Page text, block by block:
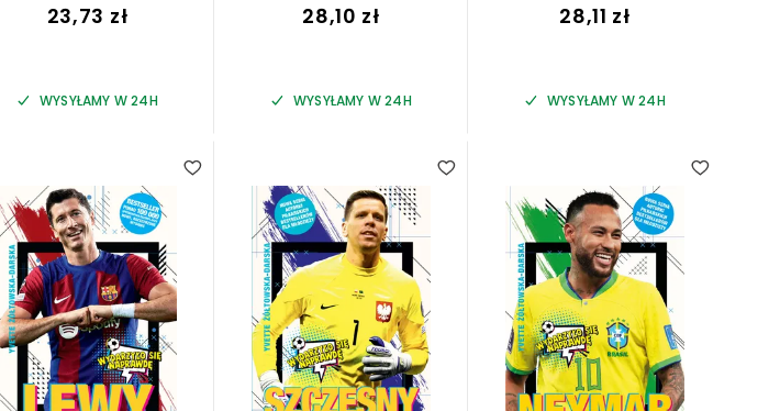
23,73 zł
WYSYŁAMY W 24H
28,10 zł
WYSYŁAMY W 24H
28,11 zł
WYSYŁAMY W 24H